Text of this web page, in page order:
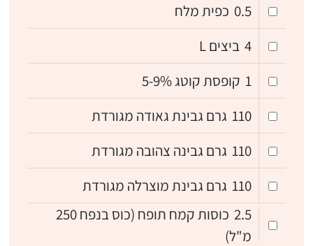
0.5 כפית מלח
4 ביצים L
1 קופסת קוטג 5-9%
110 גרם גבינת גאודה מגורדת
110 גרם גבינה צהובה מגורדת
110 גרם גבינת מוצרלה מגורדת
2.5
כוסות קמח תופח (כוס בנפח 250
מ"ל)